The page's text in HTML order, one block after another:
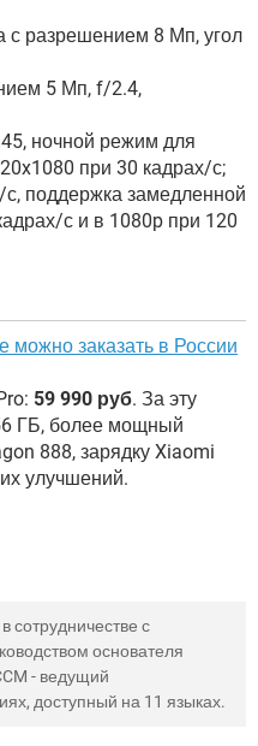
с разрешением 8 Мп, угол
5 Мп, f/2.4,
ночной режим для
при 30 кадрах/с;
поддержка замедленной
с и в 1080p при 120
можно заказать в России
59 990 руб. За эту
ГБ, более мощный
888, зарядку Xiaomi
улучшений.
сотрудничестве с
основателя
- ведущий
доступный на 11 языках.